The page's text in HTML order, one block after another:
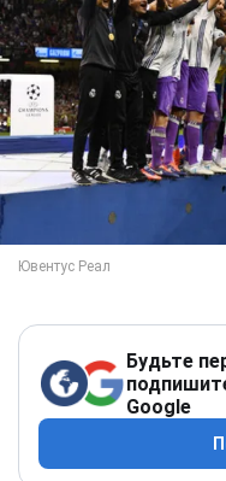
Будьте
Google